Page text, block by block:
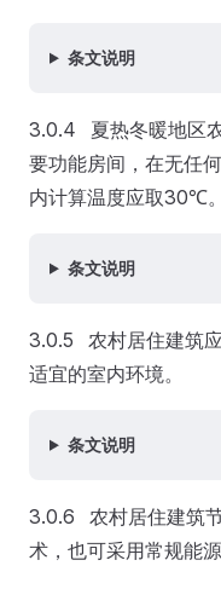
条文说明
3.0.4 夏热冬暖地区
要功能房间，在无任
内计算温度应取30℃。
条文说明
3.0.5 农村居住建筑
适宜的室内环境。
条文说明
3.0.6 农村居住建筑
术，也可采用常规能